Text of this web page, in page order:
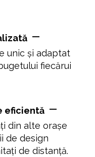
–
unic și adaptat
fiecărui
eficientă–
din alte orașe
de design
de distanță.